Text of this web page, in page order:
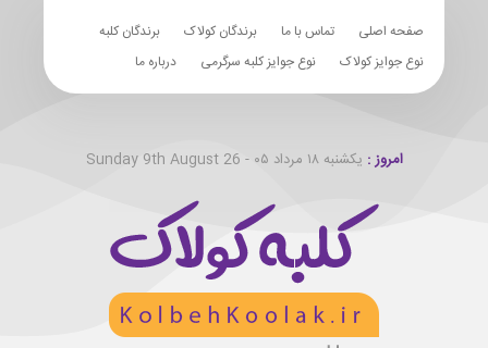
صفحه اصلی تماس با ما برندگان کولاک
برندگان کلبه
نوع جوایز کولاک
نوع جوایز کلبه سرگرمی درباره ما
امروز : یکشنبه ۱۸ مرداد ۰۵ - Sunday 9th August 26